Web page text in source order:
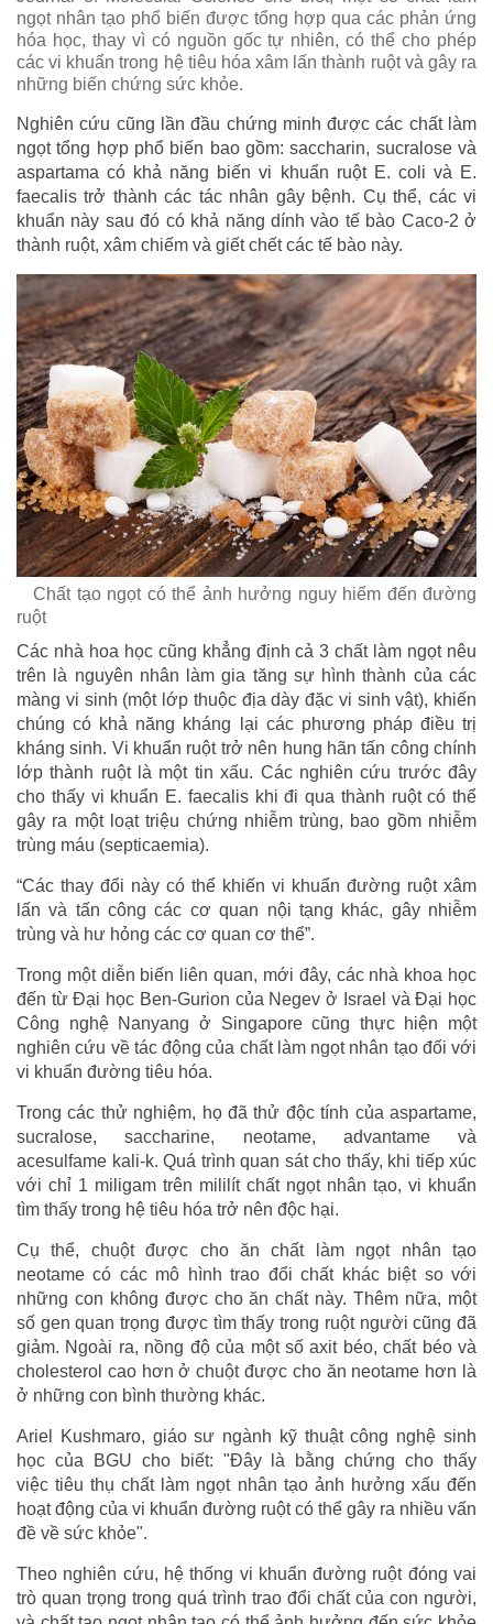
ngọt nhân tạo phổ biến được tổng hợp qua các phản ứng
hóa học, thay vì có nguồn gốc tự nhiên, có thể cho phép
các vi khuẩn trong hệ tiêu hóa xâm lấn thành ruột và gây ra
những biến chứng sức khỏe.
Nghiên cứu cũng lần đầu chứng minh được các chất làm
ngọt tổng hợp phổ biến bao gồm: saccharin, sucralose và
aspartama có khả năng biến vi khuẩn ruột E. coli và E.
faecalis trở thành các tác nhân gây bệnh. Cụ thể, các vi
khuẩn này sau đó có khả năng dính vào tế bào Caco-2 ở
thành ruột, xâm chiếm và giết chết các tế bào này.
Chất tạo ngọt có thể ảnh hưởng nguy hiểm đến đường
ruột
Các nhà hoa học cũng khẳng định cả 3 chất làm ngọt nêu
trên là nguyên nhân làm gia tăng sự hình thành của các
màng vi sinh (một lớp thuộc địa dày đặc vi sinh vật), khiến
chúng có khả năng kháng lại các phương pháp điều trị
kháng sinh. Vi khuẩn ruột trở nên hung hãn tấn công chính
lớp thành ruột là một tin xấu. Các nghiên cứu trước đây
cho thấy vi khuẩn E. faecalis khi đi qua thành ruột có thể
gây ra một loạt triệu chứng nhiễm trùng, bao gồm nhiễm
trùng máu (septicaemia).
“Các thay đổi này có thể khiến vi khuẩn đường ruột xâm
lấn và tấn công các cơ quan nội tạng khác, gây nhiễm
trùng và hư hỏng các cơ quan cơ thể”.
Trong một diễn biến liên quan, mới đây, các nhà khoa học
đến từ Đại học Ben-Gurion của Negev ở Israel và Đại học
Công nghệ Nanyang ở Singapore cũng thực hiện một
nghiên cứu về tác động của chất làm ngọt nhân tạo đối với
vi khuẩn đường tiêu hóa.
Trong các thử nghiệm, họ đã thử độc tính của aspartame,
sucralose, saccharine, neotame, advantame và
acesulfame kali-k. Quá trình quan sát cho thấy, khi tiếp xúc
với chỉ 1 miligam trên mililít chất ngọt nhân tạo, vi khuẩn
tìm thấy trong hệ tiêu hóa trở nên độc hại.
Cụ thể, chuột được cho ăn chất làm ngọt nhân tạo
neotame có các mô hình trao đổi chất khác biệt so với
những con không được cho ăn chất này. Thêm nữa, một
số gen quan trọng được tìm thấy trong ruột người cũng đã
giảm. Ngoài ra, nồng độ của một số axit béo, chất béo và
cholesterol cao hơn ở chuột được cho ăn neotame hơn là
ở những con bình thường khác.
Ariel Kushmaro, giáo sư ngành kỹ thuật công nghệ sinh
học của BGU cho biết: "Đây là bằng chứng cho thấy
việc tiêu thụ chất làm ngọt nhân tạo ảnh hưởng xấu đến
hoạt động của vi khuẩn đường ruột có thể gây ra nhiều vấn
đề về sức khỏe".
Theo nghiên cứu, hệ thống vi khuẩn đường ruột đóng vai
trò quan trọng trong quá trình trao đổi chất của con người,